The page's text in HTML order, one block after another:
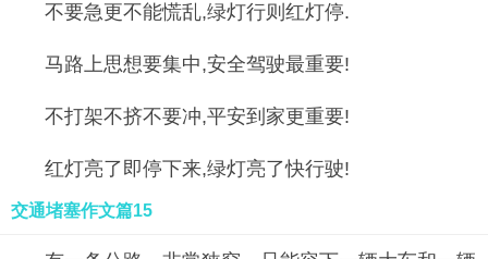
不要急更不能慌乱,绿灯行则红灯停.
马路上思想要集中,安全驾驶最重要!
不打架不挤不要冲,平安到家更重要!
红灯亮了即停下来,绿灯亮了快行驶!
交通堵塞作文篇15